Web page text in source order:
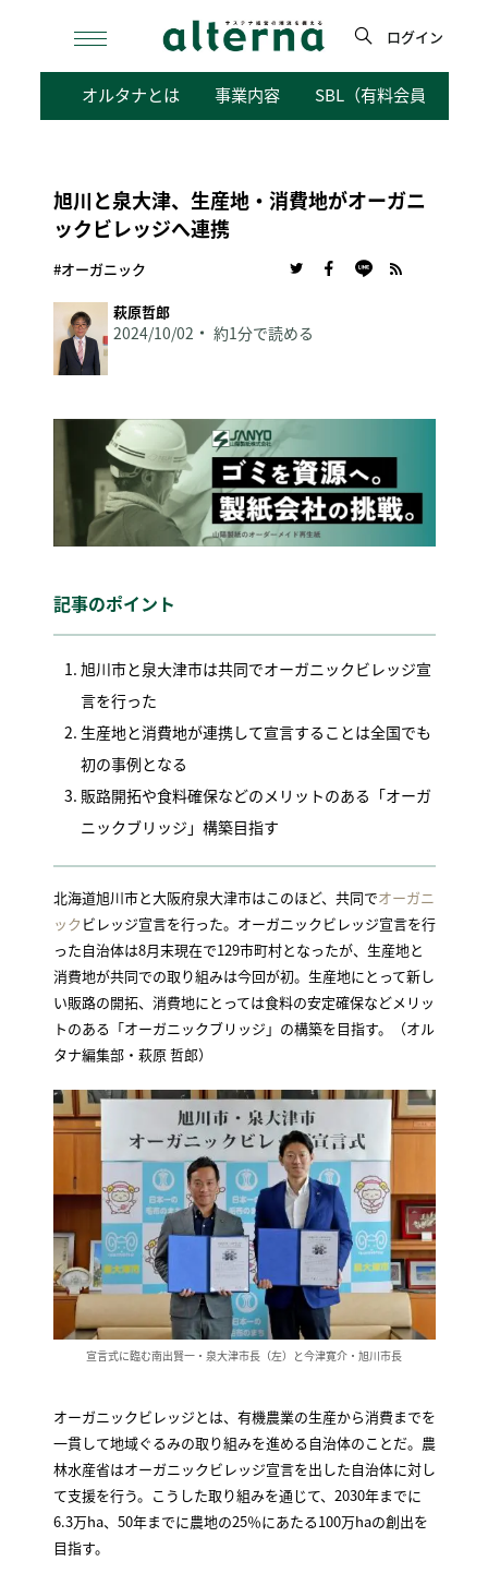
検
ログイン
オルタナとは 事業内容 SBL（有料会員向けサ
旭川と泉大津、生産地・消費地がオーガニ
ックビレッジへ連携
#オーガニック
萩原哲郎
2024/10/02 約1分で読める
記事のポイント
旭川市と泉大津市は共同でオーガニックビレッジ宣
言を行った
生産地と消費地が連携して宣言することは全国でも
初の事例となる
販路開拓や食料確保などのメリットのある「オーガ
ニックブリッジ」構築目指す
北海道旭川市と大阪府泉大津市はこのほど、共同でオーガニ
ック ビレッジ宣言を行った。オーガニックビレッジ宣言を行
った自治体は8月末現在で129市町村となったが、生産地と
消費地が共同での取り組みは今回が初。生産地にとって新し
い販路の開拓、消費地にとっては食料の安定確保などメリッ
トのある「オーガニックブリッジ」の構築を目指す。（オル
タナ編集部・萩原 哲郎）
宣言式に臨む南出賢一・泉大津市長（左）と今津寛介・旭川市長
オーガニックビレッジとは、有機農業の生産から消費までを
一貫して地域ぐるみの取り組みを進める自治体のことだ。農
林水産省はオーガニックビレッジ宣言を出した自治体に対し
て支援を行う。こうした取り組みを通じて、2030年までに
6.3万ha、50年までに農地の25％にあたる100万haの創出を
目指す。